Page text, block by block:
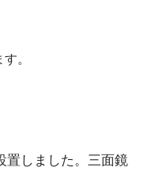
。
置しました。三面鏡